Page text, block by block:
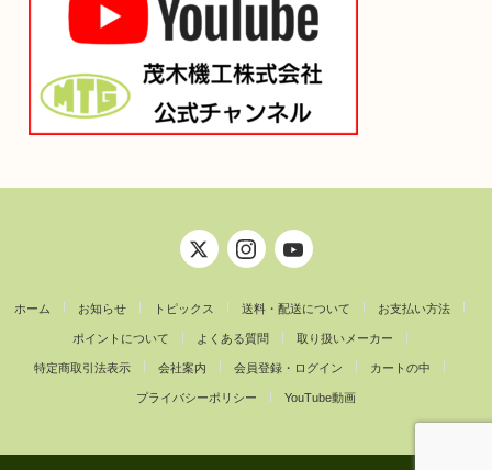
ホーム お知らせ トピックス 送料・配送について お支払い方法
ポイントについて よくある質問 取り扱いメーカー
特定商取引法表示 会社案内 会員登録・ログイン カートの中
プライバシーポリシー YouTube動画